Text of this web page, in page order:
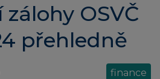
OSVČ
přehledně
finance